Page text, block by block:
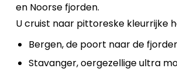
en Noorse fjorden.
U cruist naar pittoreske kleurrijke
Bergen, de poort naar de
Stavanger, oergezellige ultra